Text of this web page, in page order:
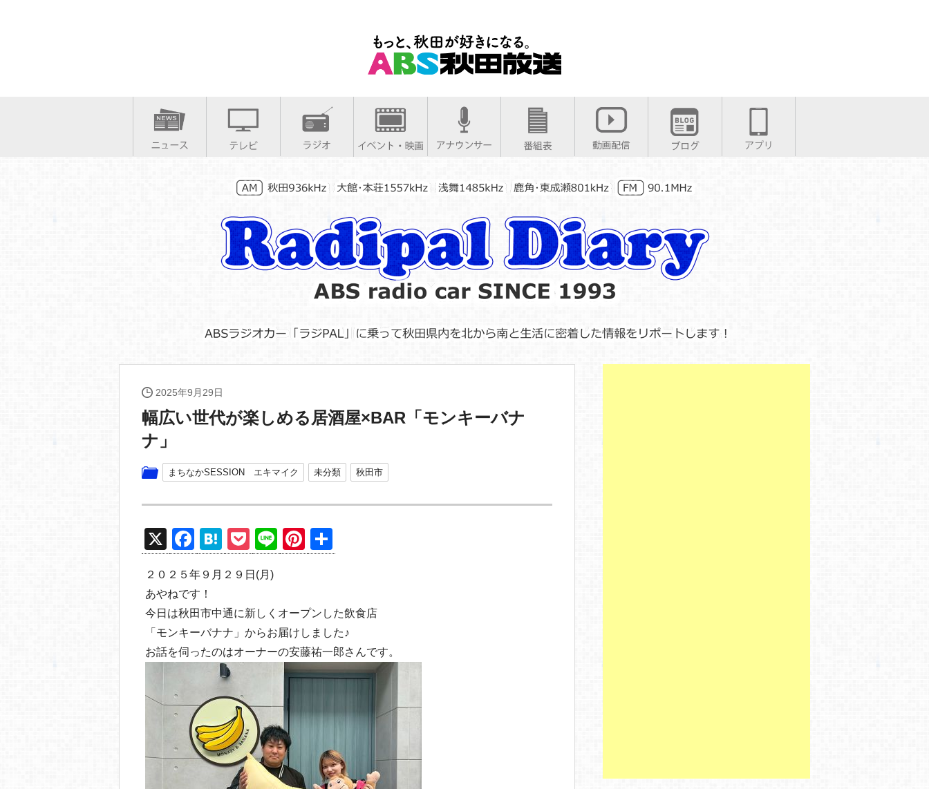
2025年9月29日
幅広い世代が楽しめる居酒屋×BAR「モンキーバナ
ナ」
まちなかSESSION エキマイク 未分類 秋田市
X
F
a
c
e
b
o
H
at
e
n
a
P
o
ck
et
Li
n
Pi
nt
e
st
有
２０２５年９月２９日(月)
あやねです！
今日は秋田市中通に新しくオープンした飲食店
「モンキーバナナ」からお届けしました♪
お話を伺ったのはオーナーの安藤祐一郎さんです。